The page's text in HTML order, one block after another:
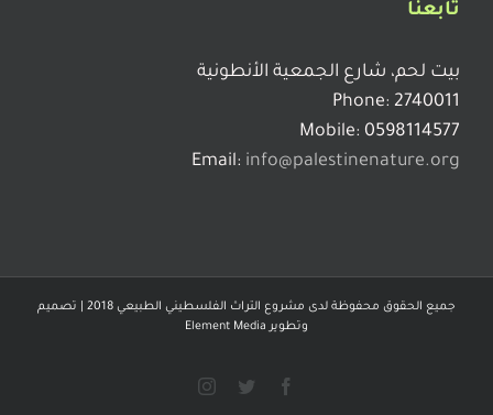
تابعنا
بيت لحم، شارع الجمعية الأنطونية
Phone: 2740011
Mobile: 0598114577
Email: info@palestinenature.org
جميع الحقوق محفوظة لدى مشروع التراث الفلسطيني الطبيعي 2018 | تصميم
وتطوير Element Media
Facebook
Twitter
Instagram